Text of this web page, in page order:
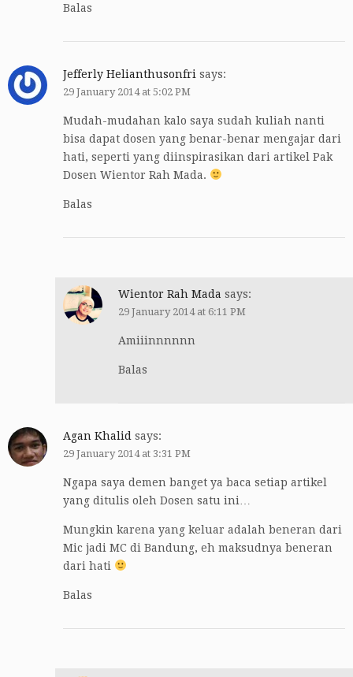
Balas
Jefferly Helianthusonfri says:
29 January 2014 at 5:02 PM
Mudah-mudahan kalo saya sudah kuliah nanti
bisa dapat dosen yang benar-benar mengajar dari
hati, seperti yang diinspirasikan dari artikel Pak
Dosen Wientor Rah Mada.
Balas
Wientor Rah Mada says:
29 January 2014 at 6:11 PM
Amiiinnnnnn
Balas
Agan Khalid says:
29 January 2014 at 3:31 PM
Ngapa saya demen banget ya baca setiap artikel
yang ditulis oleh Dosen satu ini…
Mungkin karena yang keluar adalah beneran dari
Mic jadi MC di Bandung, eh maksudnya beneran
dari hati
Balas